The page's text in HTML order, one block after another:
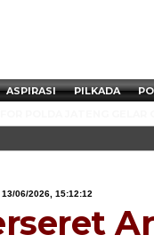
ASPIRASI PILKADA
13/06/2026, 15:12:12